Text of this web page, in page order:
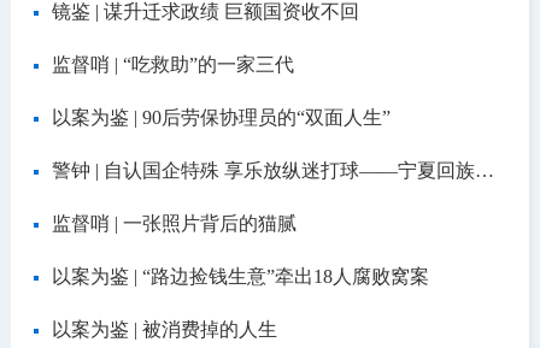
镜鉴 | 谋升迁求政绩 巨额国资收不回
监督哨 | “吃救助”的一家三代
以案为鉴 | 90后劳保协理员的“双面人生”
警钟 | 自认国企特殊 享乐放纵迷打球——宁夏回族自治区原经信委党组副书记、副主任王俭严重违纪违法案剖析
监督哨 | 一张照片背后的猫腻
以案为鉴 | “路边捡钱生意”牵出18人腐败窝案
以案为鉴 | 被消费掉的人生